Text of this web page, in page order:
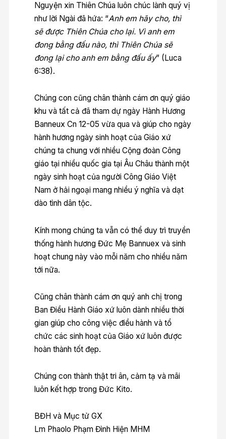
Nguyện xin Thiên Chúa luôn chúc lành quý vị
như lời Ngài đã hứa: “Anh em hãy cho, thì
sẽ được Thiên Chúa cho lại. Vì anh em
đong bằng đấu nào, thì Thiên Chúa sẽ
đong lại cho anh em bằng đấu ấy” (Luca
6:38).
Chúng con cũng chân thành cám ơn quý giáo
khu và tất cả đã tham dự ngày Hành Hương
Banneux Cn 12-05 vừa qua và giúp cho ngày
hành hương ngày sinh hoạt của Giáo xứ
chúng ta chung với nhiều Cộng đoàn Công
giáo tại nhiều quốc gia tại Âu Châu thành một
ngày sinh hoạt của người Công Giáo Việt
Nam ở hải ngoại mang nhiều ý nghĩa và dạt
dào tình dân tộc.
Kính mong chúng ta vẫn có thể duy trì truyền
thống hành hương Đức Mẹ Bannuex và sinh
hoạt chung này vào mỗi năm cho nhiều năm
tới nữa.
Cũng chân thành cám ơn quý anh chị trong
Ban Điều Hành Giáo xứ luôn dành nhiều thời
gian giúp cho công việc điều hành và tổ
chức các sinh hoạt của Giáo xứ luôn được
hoàn thành tốt đẹp.
Chúng con thành thật tri ân, cảm tạ và mãi
luôn kết hợp trong Đức Kito.
BĐH và Mục tử GX
Lm Phaolo Phạm Đình Hiện MHM